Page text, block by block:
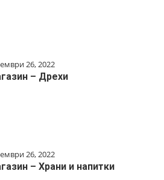
26, 2022
– Дрехи
26, 2022
– Храни и напитки